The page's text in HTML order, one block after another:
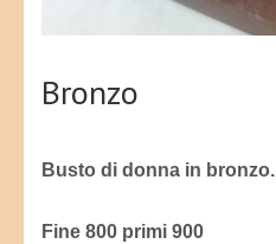
Bronzo
Busto di donna in bronzo.
Fine 800 primi 900